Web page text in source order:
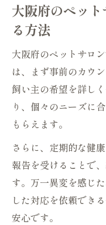
大阪府のペッ
る方法
大阪府のペットサロ
は、まず事前のカウ
飼い主の希望を詳し
り、個々のニーズに
もらえます。
さらに、定期的な健
報告を受けることで
す。万一異変を感じ
した対応を依頼でき
安心です。